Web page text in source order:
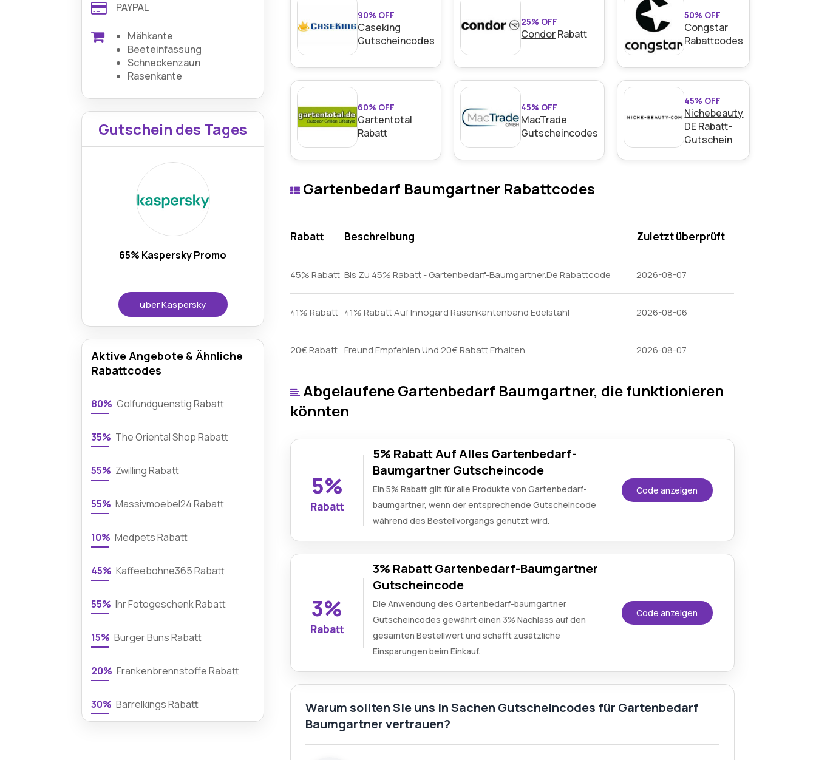
90% OFF
Caseking
Gutscheincodes
25% OFF
CondorRabatt
50% OFF
Congstar
Rabattcodes
60% OFF
Gartentotal
Rabatt
45% OFF
MacTrade
Gutscheincodes
45% OFF
Nichebeauty
DERabatt-
Gutschein
Gartenbedarf Baumgartner Rabattcodes
Rabatt Beschreibung Zuletzt überprüft
45% Rabatt Bis Zu 45% Rabatt - Gartenbedarf-Baumgartner.De Rabattcode 2026-08-07
41% Rabatt 41% Rabatt Auf Innogard Rasenkantenband Edelstahl 2026-08-06
20€ Rabatt Freund Empfehlen Und 20€ Rabatt Erhalten 2026-08-07
Abgelaufene Gartenbedarf Baumgartner, die funktionieren
könnten
5%
Rabatt
5% Rabatt Auf Alles Gartenbedarf-
Baumgartner Gutscheincode
Ein 5% Rabatt gilt für alle Produkte von Gartenbedarf-
baumgartner, wenn der entsprechende Gutscheincode
während des Bestellvorgangs genutzt wird.
Code anzeigen
3%
Rabatt
3% Rabatt Gartenbedarf-Baumgartner
Gutscheincode
Die Anwendung des Gartenbedarf-baumgartner
Gutscheincodes gewährt einen 3% Nachlass auf den
gesamten Bestellwert und schafft zusätzliche
Einsparungen beim Einkauf.
Code anzeigen
Warum sollten Sie uns in Sachen Gutscheincodes für Gartenbedarf
Baumgartner vertrauen?
PAYPAL
Mähkante
Beeteinfassung
Schneckenzaun
Rasenkante
Gutschein des Tages
65% Kaspersky Promo
über Kaspersky
Aktive Angebote & Ähnliche
Rabattcodes
80% Golfundguenstig Rabatt
35% The Oriental Shop Rabatt
55% Zwilling Rabatt
55% Massivmoebel24 Rabatt
10% Medpets Rabatt
45% Kaffeebohne365 Rabatt
55% Ihr Fotogeschenk Rabatt
15% Burger Buns Rabatt
20% Frankenbrennstoffe Rabatt
30% Barrelkings Rabatt